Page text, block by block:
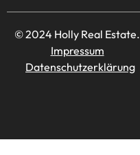
© 2024 Holly Real Estate.
Impressum
Datenschutzerklärung